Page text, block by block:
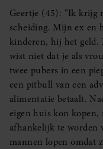
Geertje (45): “Ik krijg
scheiding. Mijn ex en
kinderen, hij het geld.
wist niet dat je als
twee pubers in een
een pitbull van een
alimentatie betaalt.
eigen huis kon
afhankelijk te worden
mannen lopen omdat